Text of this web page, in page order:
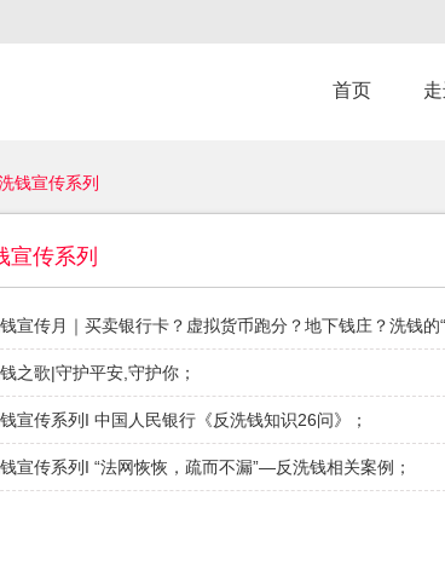
首页
钱宣传系列
宣传系列
宣传月｜买卖银行卡？虚拟货币跑分？地下钱庄？洗钱的
；
之歌|守护平安,守护你
；
宣传系列I 中国人民银行《反洗钱知识26问》
；
宣传系列I “法网恢恢，疏而不漏”—反洗钱相关案例